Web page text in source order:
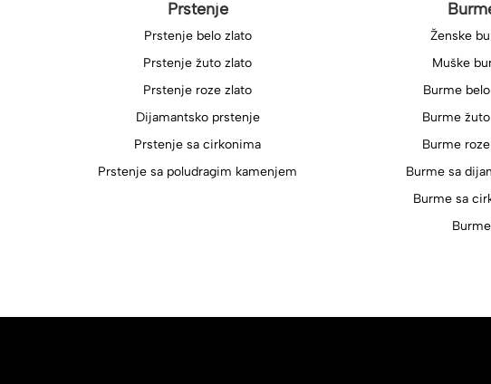
Prstenje
Prstenje belo zlato
Prstenje žuto zlato
Prstenje roze zlato
Dijamantsko prstenje
Prstenje sa cirkonima
Prstenje sa poludragim kamenjem
Ženske
Muške
Burme
Burme
Burme
Burme sa
Burme sa
Burme